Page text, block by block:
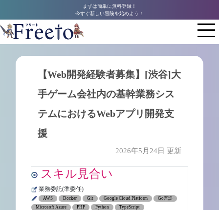
まずは簡単に無料登録！
今すぐ新しい冒険を始めよう！
【Web開発経験者募集】[渋谷]大
手ゲーム会社内の基幹業務シス
テムにおけるWebアプリ開発支
援
2026年5月24日 更新
スキル見合い
業務委託(準委任)
AWS Docker Git Google Cloud Platform
Go言語
Microsoft Azure
PHP Python
TypeScript